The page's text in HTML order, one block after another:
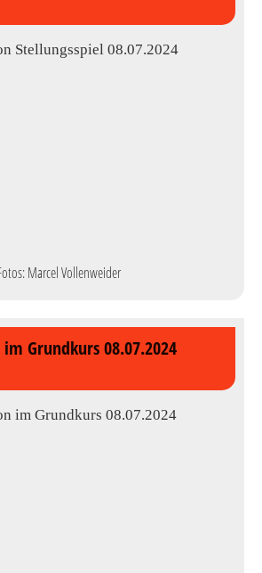
Marcel Vollenweider
Grundkurs 08.07.2024